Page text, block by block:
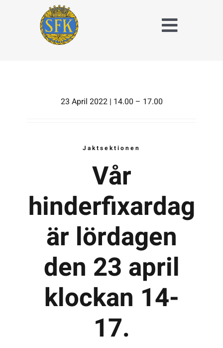
Toggle
Om Stockholms
Kalender
Kontakta SFK
Profilprodukter
reportage och
kuriosa
23 April 2022 | 14.00 – 17.00
Jaktsektionen
Vår
hinderfixardag
är lördagen
den 23 april
klockan 14-
17.